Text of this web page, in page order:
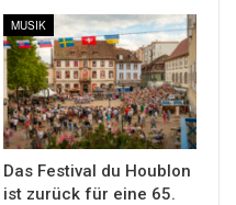
MUSIK
Das Festival du Houblon
ist zurück für eine 65.